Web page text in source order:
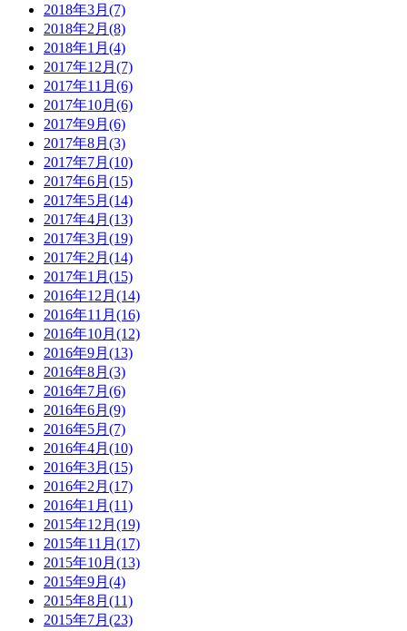
2018年3月(7)
2018年2月(8)
2018年1月(4)
2017年12月(7)
2017年11月(6)
2017年10月(6)
2017年9月(6)
2017年8月(3)
2017年7月(10)
2017年6月(15)
2017年5月(14)
2017年4月(13)
2017年3月(19)
2017年2月(14)
2017年1月(15)
2016年12月(14)
2016年11月(16)
2016年10月(12)
2016年9月(13)
2016年8月(3)
2016年7月(6)
2016年6月(9)
2016年5月(7)
2016年4月(10)
2016年3月(15)
2016年2月(17)
2016年1月(11)
2015年12月(19)
2015年11月(17)
2015年10月(13)
2015年9月(4)
2015年8月(11)
2015年7月(23)